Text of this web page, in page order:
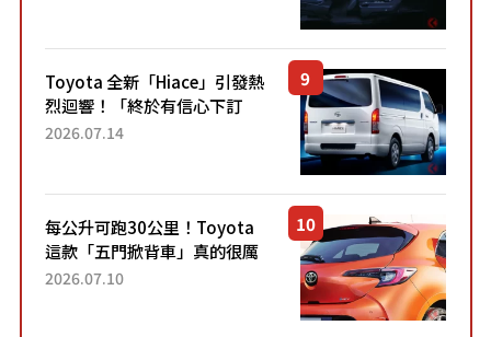
「三...
Toyota 全新「Hiace」引發熱
烈迴響！「終於有信心下訂
了！」「哪個等級交車最
車？...
2026.07.14
每公升可跑30公里！Toyota
這款「五門掀背車」真的很厲
害！ 擁有全長4.3公尺的「剛剛
2026.07.10